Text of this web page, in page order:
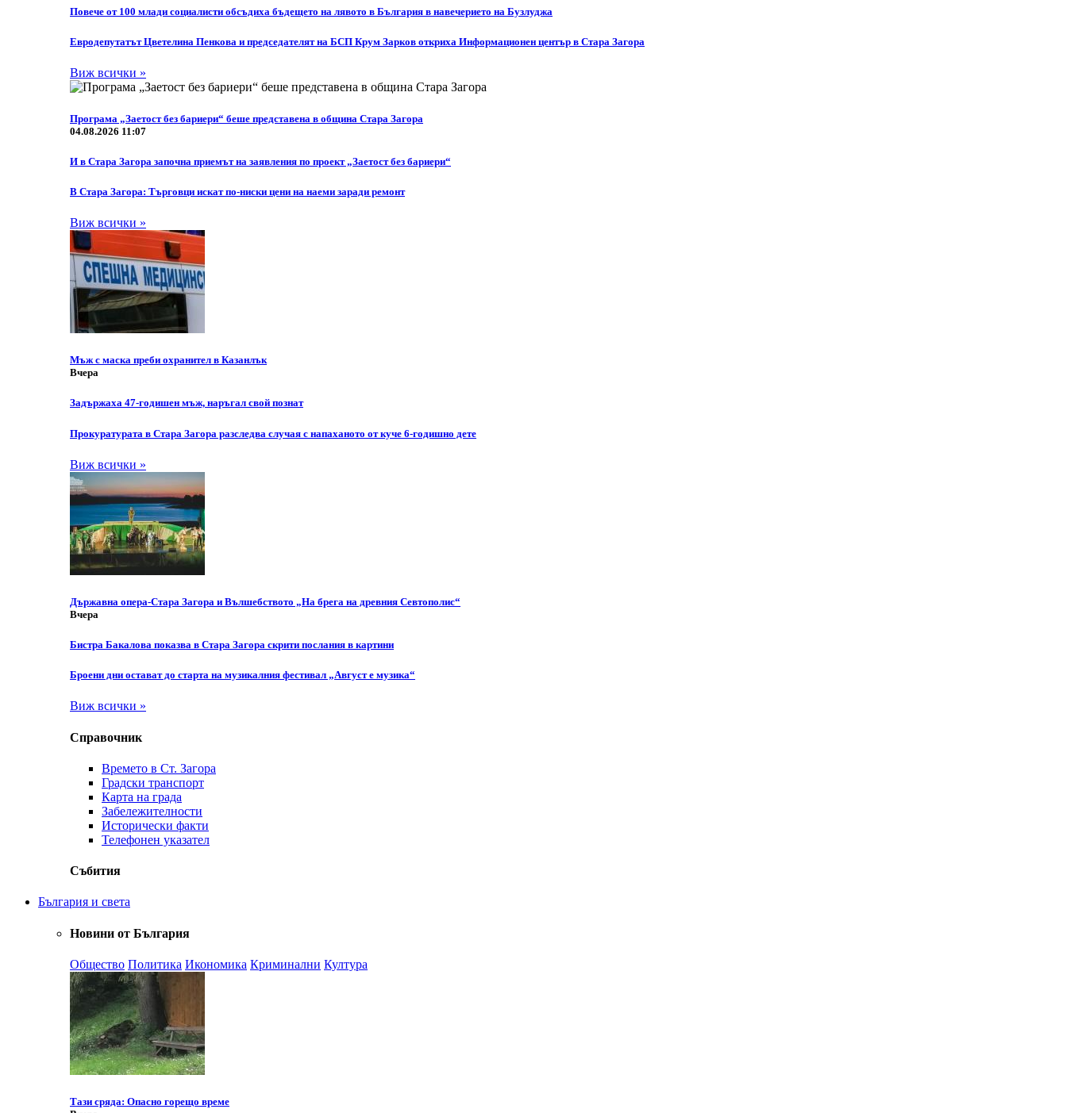
Повече от 100 млади социалисти обсъдиха бъдещето на лявото в България в навечерието на Бузлуджа
Eвродепутатът Цветелина Пенкова и председателят на БСП Крум Зарков откриха Информационен център в Стара Загора
Виж всички »
Програма „Заетост без бариери“ беше представена в община Стара Загора
04.08.2026 11:07
И в Стара Загора започна приемът на заявления по проект „Заетост без бариери“
В Стара Загора: Търговци искат по-ниски цени на наеми заради ремонт
Виж всички »
Мъж с маска преби охранител в Казанлък
Вчера
Задържаха 47-годишен мъж, наръгал свой познат
Прокуратурата в Стара Загора разследва случая с напаханото от куче 6-годишно дете
Виж всички »
Държавна опера-Стара Загора и Вълшебството „На брега на древния Севтополис“
Вчера
Бистра Бакалова показва в Стара Загора скрити послания в картини
Броени дни остават до старта на музикалния фестивал „Август е музика“
Виж всички »
Справочник
Времето в Ст. Загора
Градски транспорт
Карта на града
Забележителности
Исторически факти
Телефонен указател
Събития
България и света
Новини от България
Общество Политика Икономика Криминални Култура
Тази сряда: Опасно горещо време